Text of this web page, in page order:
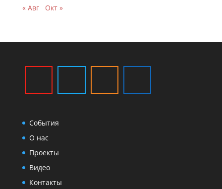
« Авг
Окт »
События
О нас
Проекты
Видео
Контакты